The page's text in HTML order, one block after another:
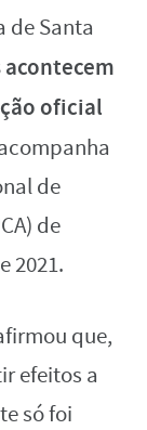
de Santa
acontecem
oficial
de
de
2021.
que,
efeitos a
só foi